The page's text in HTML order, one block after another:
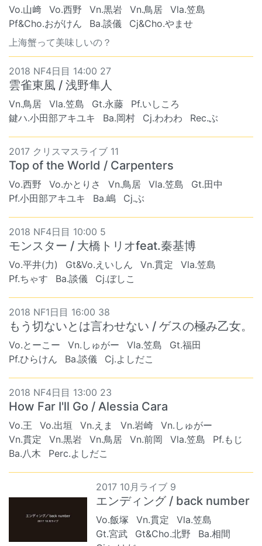
Vo.山﨑 Vo.西野 Vn.黒岩 Vn.鳥居
Vla.笠島
Pf&Cho.おがけん
Ba.談儀
Cj&Cho.やませ
上海蟹って美味しいの？
2018 NF4日目 14:00 27
雲雀東風 / 浅野隼人
Vn.鳥居 Vla.笠島 Gt.永藤
Pf.いしころ
鍵ハ.小田部アキユキ
Ba.岡村 Cj.わわわ Rec.ぶ
2017 クリスマスライブ 11
Top of the World / Carpenters
Vo.西野 Vo.かとりさ Vn.鳥居 Vla.笠島
Gt.田中
Pf.小田部アキユキ
Ba.嶋 Cj.ぶ
2018 NF4日目 10:00 5
モンスター / 大橋トリオfeat.秦基博
Vo.平井(力) Gt&Vo.えいしん Vn.貫定
Vla.笠島
Pf.ちゃす
Ba.談儀 Cj.ぼしこ
2018 NF1日目 16:00 38
もう切ないとは言わせない / ゲスの極み乙女。
Vo.とーこー Vn.しゅがー Vla.笠島
Gt.福田
Pf.ひらけん
Ba.談儀 Cj.よしだこ
2018 NF4日目 13:00 23
How Far I'll Go / Alessia Cara
Vo.王 Vo.出垣 Vn.えま Vn.岩崎
Vn.しゅがー
Vn.貫定
Vn.黒岩 Vn.鳥居 Vn.前岡 Vla.笠島
Pf.もじ
Ba.八木
Perc.よしだこ
2017 10月ライブ 9
エンディング / back number
Vo.飯塚 Vn.貫定
Vla.笠島
Gt.宮武
Gt&Cho.北野
Ba.相間